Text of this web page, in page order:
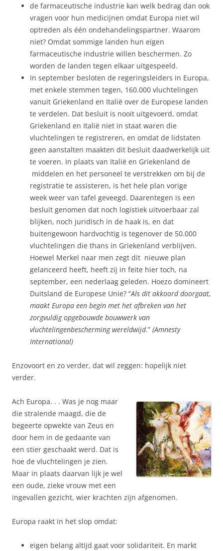
de farmaceutische industrie kan welk bedrag dan ook
vragen voor hun medicijnen omdat Europa niet wil
optreden als één ondehandelingspartner. Waarom
niet? Omdat sommige landen hun eigen
farmaceutische industrie willen beschermen. Zo
worden de landen tegen elkaar uitgespeeld.
In september besloten de regeringsleiders in Europa,
met enkele stemmen tegen, 160.000 vluchtelingen
vanuit Griekenland en Italië over de Europese landen
te verdelen. Dat besluit is nooit uitgevoerd, omdat
Griekenland en Italië niet in staat waren die
vluchtelingen te registreren, en omdat de lidstaten
geen aanstalten maakten dit besluit daadwerkelijk uit
te voeren. In plaats van Italië en Griekenland de
middelen en het personeel te verstrekken om bij de
registratie te assisteren, is het hele plan vorige
week weer van tafel geveegd. Daarentegen is een
besluit genomen dat noch logistiek uitvoerbaar zal
blijken, noch juridisch in de haak is, en dat
buitengewoon hardvochtig is tegenover de 50.000
vluchtelingen die thans in Griekenland verblijven.
Hoewel Merkel naar men zegt dit nieuwe plan
gelanceerd heeft, heeft zij in feite hier toch, na
september, een nederlaag geleden. Hoezo domineert
Duitsland de Europese Unie? “Als dit akkoord doorgaat,
maakt Europa een begin met het afbreken van het
zorgvuldig opgebouwde bouwwerk van
vluchtelingenbescherming wereldwijd.” (Amnesty
International)
Enzovoort en zo verder, dat wil zeggen: hopelijk niet
verder.
Ach Europa. . . Was je nog maar
die stralende maagd, die de
begeerte opwekte van Zeus en
door hem in de gedaante van
een stier geschaakt werd. Dat is
hoe de vluchtelingen je zien.
Maar in plaats daarvan lijk je wel
een oude, zieke vrouw met een
ingevallen gezicht, wier krachten zijn afgenomen.
Europa raakt in het slop omdat:
eigen belang altijd gaat voor solidariteit. En markt